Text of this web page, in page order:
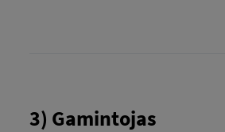
3) Gamintojas